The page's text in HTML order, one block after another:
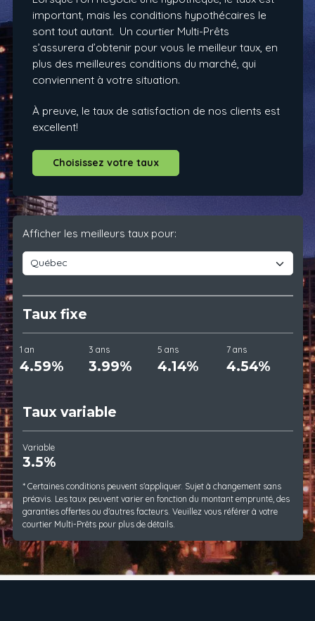
important, mais les conditions hypothécaires le
sont tout autant. Un courtier Multi-Prêts
s’assurera d’obtenir pour vous le meilleur taux, en
plus des meilleures conditions du marché, qui
conviennent à votre situation.
À preuve, le taux de satisfaction de nos clients est
excellent!
Choisissez votre taux
Afficher les meilleurs taux pour:
Taux fixe
1 an
4.59%
3 ans
3.99%
5 ans
4.14%
7 ans
4.54%
Taux variable
Variable
3.5%
* Certaines conditions peuvent s'appliquer. Sujet à changement sans
préavis. Les taux peuvent varier en fonction du montant emprunté, des
garanties offertes ou d'autres facteurs. Veuillez vous référer à votre
courtier Multi-Prêts pour plus de détails.